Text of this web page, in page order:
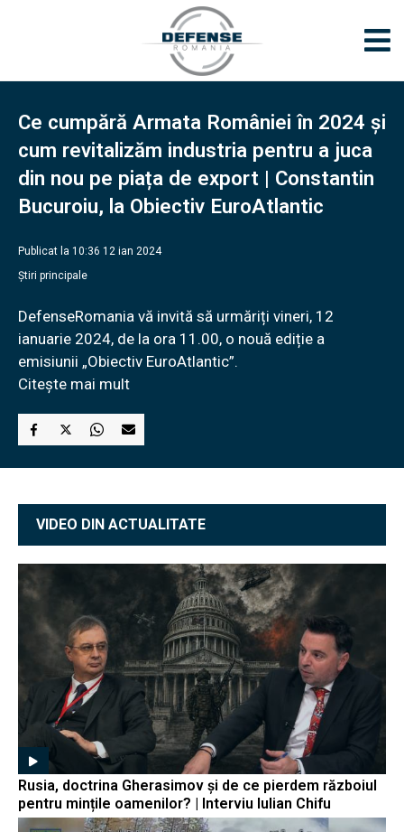
Ce cumpără Armata României în 2024 și
cum revitalizăm industria pentru a juca
din nou pe piața de export | Constantin
Bucuroiu, la Obiectiv EuroAtlantic
Publicat la 10:36 12 ian 2024
Știri principale
DefenseRomania vă invită să urmăriți vineri, 12
ianuarie 2024, de la ora 11.00, o nouă ediție a
emisiunii „Obiectiv EuroAtlantic”.
Citește mai mult
VIDEO DIN ACTUALITATE
Rusia, doctrina Gherasimov și de ce pierdem războiul
pentru mințile oamenilor? | Interviu Iulian Chifu